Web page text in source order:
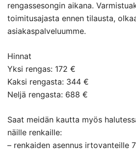
rengassesongin aikana.
toimitusajasta ennen tilausta,
asiakaspalveluumme.
Hinnat
Yksi rengas: 172 €
Kaksi rengasta: 344 €
Neljä rengasta: 688 €
Saat meidän kautta myös
näille renkaille:
– renkaiden asennus irtovanteille